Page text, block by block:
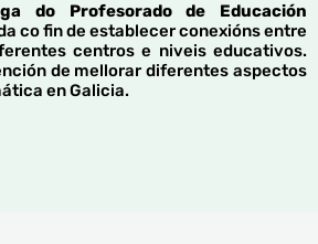
do Profesorado de Educación
co fin de establecer conexións entre
centros e niveis educativos.
de mellorar diferentes aspectos
en Galicia.